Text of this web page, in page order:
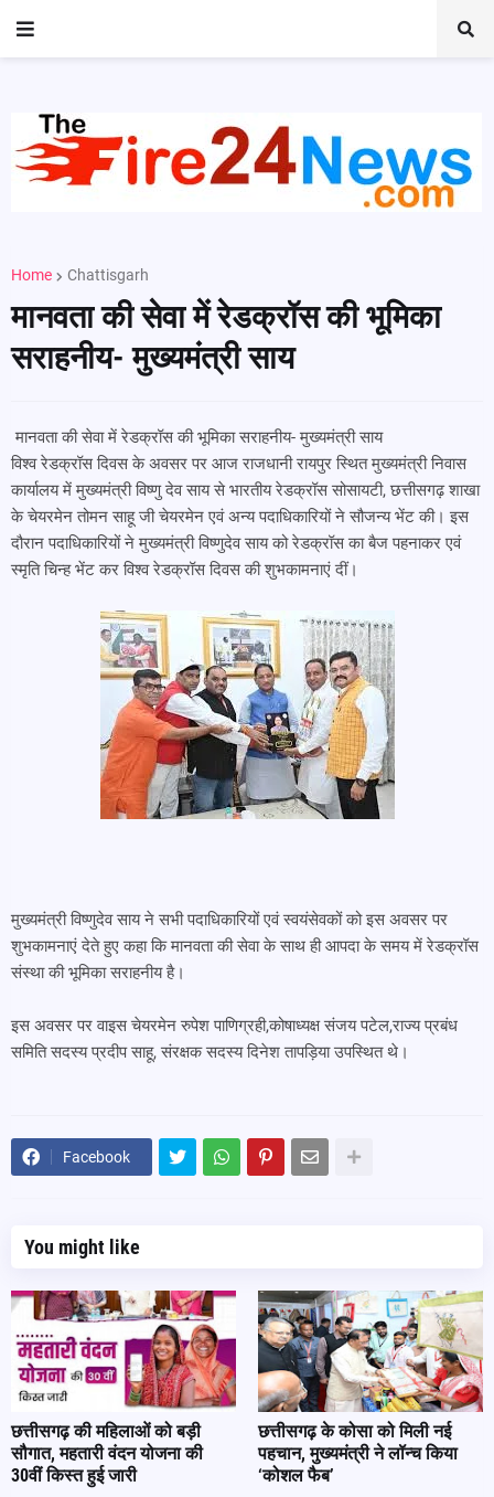
Home Chattisgarh
मानवता की सेवा में रेडक्रॉस की भूमिका
सराहनीय- मुख्यमंत्री साय
मानवता की सेवा में रेडक्रॉस की भूमिका सराहनीय- मुख्यमंत्री साय
विश्व रेडक्रॉस दिवस के अवसर पर आज राजधानी रायपुर स्थित मुख्यमंत्री निवास
कार्यालय में मुख्यमंत्री विष्णु देव साय से भारतीय रेडक्रॉस सोसायटी, छत्तीसगढ़ शाखा
के चेयरमेन तोमन साहू जी चेयरमेन एवं अन्य पदाधिकारियों ने सौजन्य भेंट की। इस
दौरान पदाधिकारियों ने मुख्यमंत्री विष्णुदेव साय को रेडक्रॉस का बैज पहनाकर एवं
स्मृति चिन्ह भेंट कर विश्व रेडक्रॉस दिवस की शुभकामनाएं दीं।
मुख्यमंत्री विष्णुदेव साय ने सभी पदाधिकारियों एवं स्वयंसेवकों को इस अवसर पर
शुभकामनाएं देते हुए कहा कि मानवता की सेवा के साथ ही आपदा के समय में रेडक्रॉस
संस्था की भूमिका सराहनीय है।
इस अवसर पर वाइस चेयरमेन रुपेश पाणिग्रही,कोषाध्यक्ष संजय पटेल,राज्य प्रबंध
समिति सदस्य प्रदीप साहू, संरक्षक सदस्य दिनेश तापड़िया उपस्थित थे।
Facebook
You might like
छत्तीसगढ़ की महिलाओं को बड़ी
सौगात, महतारी वंदन योजना की
30वीं किस्त हुई जारी
छत्तीसगढ़ के कोसा को मिली नई
पहचान, मुख्यमंत्री ने लॉन्च किया
‘कोशल फैब’